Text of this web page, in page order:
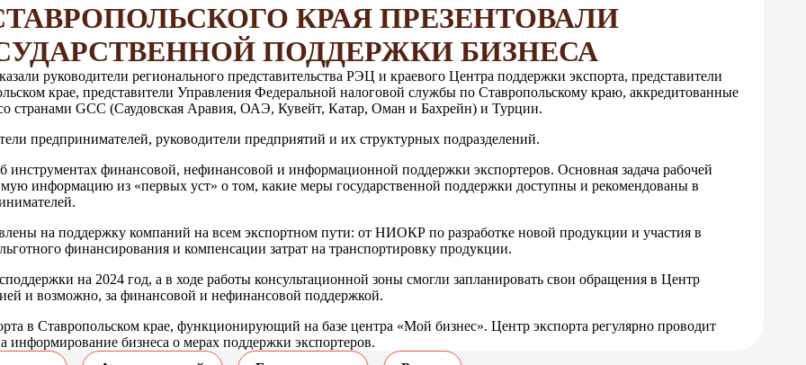
КРАЯ ПРЕЗЕНТОВАЛИ
ПОДДЕРЖКИ БИЗНЕСА
руководители регионального представительства РЭЦ и краевого Центра поддержки экспорта, представители
крае, представители Управления Федеральной налоговой службы по Ставропольскому краю, аккредитованные
странами GCC (Саудовская Аравия, ОАЭ, Кувейт, Катар, Оман и Бахрейн) и Турции.
предпринимателей, руководители предприятий и их структурных подразделений.
инструментах финансовой, нефинансовой и информационной поддержки экспортеров. Основная задача рабочей
информацию из «первых уст» о том, какие меры государственной поддержки доступны и рекомендованы в
на поддержку компаний на всем экспортном пути: от НИОКР по разработке новой продукции и участия в
финансирования и компенсации затрат на транспортировку продукции.
на 2024 год, а в ходе работы консультационной зоны смогли запланировать свои обращения в Центр
и возможно, за финансовой и нефинансовой поддержкой.
в Ставропольском крае, функционирующий на базе центра «Мой бизнес». Центр экспорта регулярно проводит
информирование бизнеса о мерах поддержки экспортеров.